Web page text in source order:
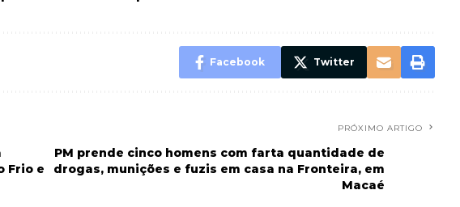
Facebook Twitter
Frio e
PRÓXIMO ARTIGO
PM prende cinco homens com farta quantidade de
drogas, munições e fuzis em casa na Fronteira, em
Macaé